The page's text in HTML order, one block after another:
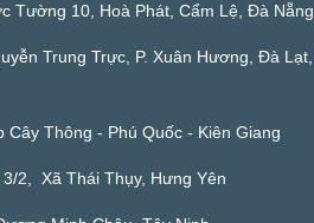
Tường 10, Hoà Phát, Cẩm Lệ, Đà Nẵng
Trung Trực, P. Xuân Hương, Đà Lạt,
Cây Thông - Phú Quốc - Kiên Giang
2, Xã Thái Thụy, Hưng Yên